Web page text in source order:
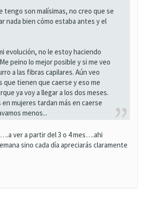
tengo son malísimas, no creo que se
nada bien cómo estaba antes y el
evolución, no le estoy haciendo
peino lo mejor posible y si me veo
a las fibras capilares. Aún veo
que tienen que caerse y eso me
ya voy a llegar a los dos meses.
en mujeres tardan más en caerse
menos...
ver a partir del 3 o 4 mes….ahi
sino cada día apreciarás claramente